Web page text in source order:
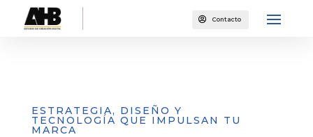
 Contacto
ESTRATEGIA, DISEÑO Y
TECNOLOGÍA QUE IMPULSAN TU
MARCA